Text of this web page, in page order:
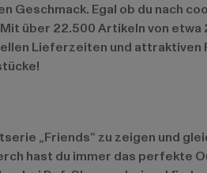
Geschmack. Egal ob du nach
über 22.500 Artikeln von
Lieferzeiten und attraktiven
„Friends“ zu zeigen und
hast du immer das perfekte